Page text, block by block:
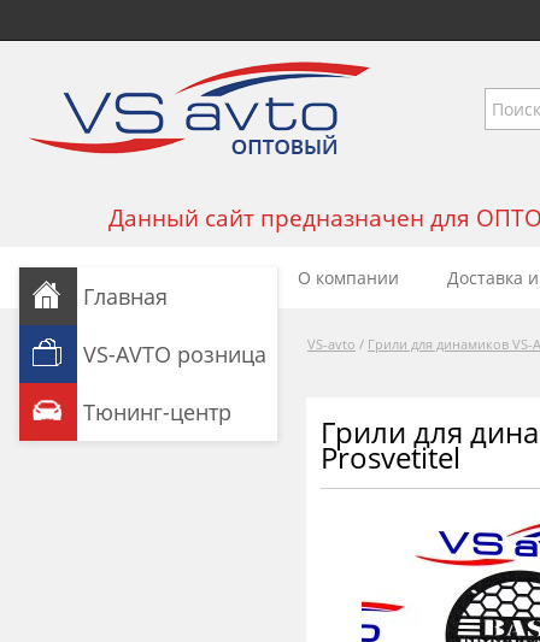
Данный сайт предназначен для
О компании Доставка
VS-avto / Грили для динамиков VS-
Главная
VS-AVTO розница
Тюнинг-центр
Грили для
Prosvetitel